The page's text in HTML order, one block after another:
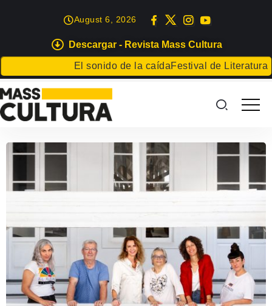
Descargar - Revista Mass Cultura
El sonido de la caídaFestival de Literatura
August 6, 2026